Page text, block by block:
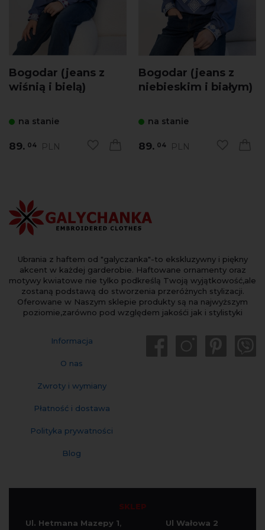
Bogodar (jeans z
wiśnią i bielą)
na stanie
89. 04 PLN
Bogodar (jeans z
niebieskim i białym)
na stanie
89. 04 PLN
Ubrania z haftem od "galyczanka"-to ekskluzywny i piękny
akcent w każdej garderobie. Haftowane ornamenty oraz
motywy kwiatowe nie tylko podkreślą Twoją wyjątkowość,ale
zostaną podstawą do stworzenia przeróżnych stylizacji.
Oferowane w Naszym sklepie produkty są na najwyższym
poziomie,zarówno pod względem jakośći jak i stylistyki
Informacja
O nas
Zwroty i wymiany
Płatność i dostawa
Polityka prywatności
Blog
SKLEP
Ul. Hetmana Mazepy 1,
Ul Wałowa 2